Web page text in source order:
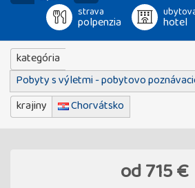
strava
polpenzia hotel
kategória
Pobyty s výletmi - pobytovo
krajiny
Chorvátsko
od715 €